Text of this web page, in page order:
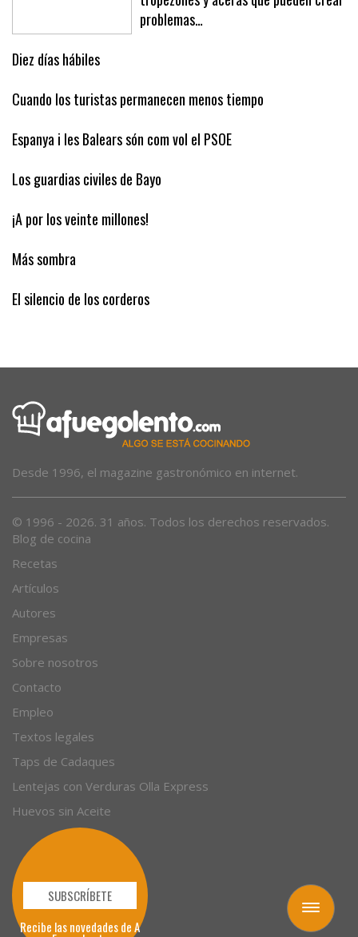
Toggle
navigation
¡A correr, que viene la poli!,
tropezones y aceras que pueden crear
Diez días hábiles
Cuando los turistas permanecen menos tiempo
Espanya i les Balears són com vol el PSOE
Los guardias civiles de Bayo
¡A por los veinte millones!
Más sombra
Blog de cocina
Recetas
Artículos
Autores
Empresas
Sobre nosotros
Contacto
Empleo
Textos legales
Taps de Cadaques
Lentejas con Verduras Olla Express
Huevos sin Aceite
SUBSCRÍBETE